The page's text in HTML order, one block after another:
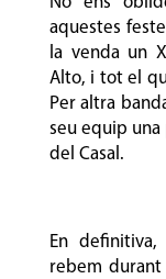
aquestes
la venda un
Alto, i tot el
Per altra
seu equip
del Casal.
En
rebem durant